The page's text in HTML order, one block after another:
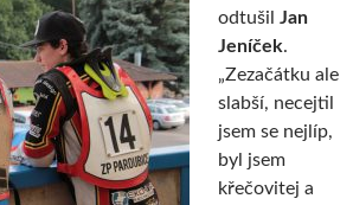
odtušil Jan
Jeníček.
„Zezačátku ale
slabší, necejtil
jsem se nejlíp,
byl jsem
křečovitej a